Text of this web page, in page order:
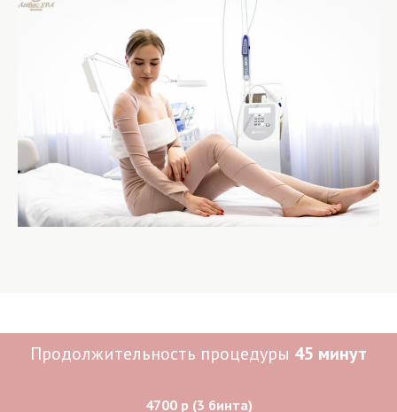
Продолжительность процедуры 45 минут
4700 р (3 бинта)